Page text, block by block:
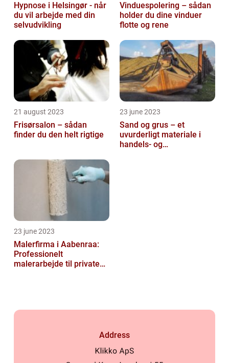
Hypnose i Helsingør - når
du vil arbejde med din
selvudvikling
Vinduespolering – sådan
holder du dine vinduer
flotte og rene
21 august 2023
Frisørsalon – sådan
finder du den helt rigtige
23 june 2023
Sand og grus – et
uvurderligt materiale i
handels- og
23 june 2023
Malerfirma i Aabenraa:
Professionelt
malerarbejde til private
Address